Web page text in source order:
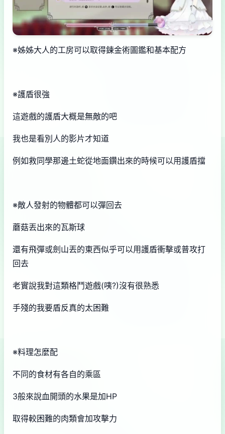
※姊姊大人的工房可以取得鍊金術圖鑑和基本配方
※護盾很強
這遊戲的護盾大概是無敵的吧
我也是看別人的影片才知道
例如救同學那邊土蛇從地面鑽出來的時候可以用護盾擋
※敵人發射的物體都可以彈回去
蘑菇丟出來的瓦斯球
還有飛彈或劍山丟的東西似乎可以用護盾衝擊或普攻打
回去
老實說我對這類格鬥遊戲(咦?)沒有很熟悉
手殘的我要盾反真的太困難
※料理怎麼配
不同的食材有各自的乘區
3般來說血開頭的水果是加HP
取得較困難的肉類會加攻擊力